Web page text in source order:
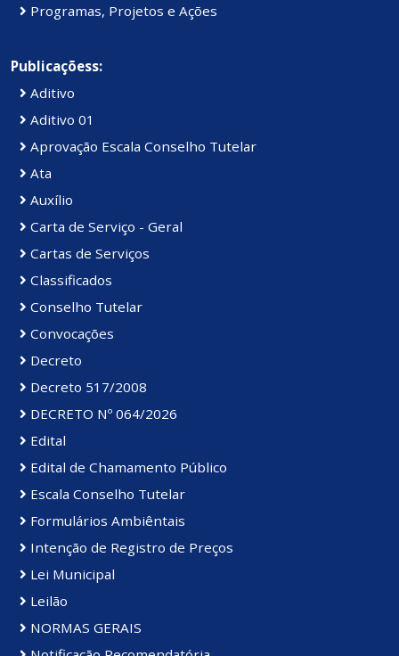
Programas, Projetos e Ações
Publicaçõess:
Aditivo
Aditivo 01
Aprovação Escala Conselho Tutelar
Ata
Auxílio
Carta de Serviço - Geral
Cartas de Serviços
Classificados
Conselho Tutelar
Convocações
Decreto
Decreto 517/2008
DECRETO Nº 064/2026
Edital
Edital de Chamamento Público
Escala Conselho Tutelar
Formulários Ambiêntais
Intenção de Registro de Preços
Lei Municipal
Leilão
NORMAS GERAIS